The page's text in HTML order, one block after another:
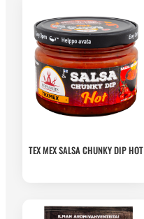
TEX MEX SALSA CHUNKY DIP HOT